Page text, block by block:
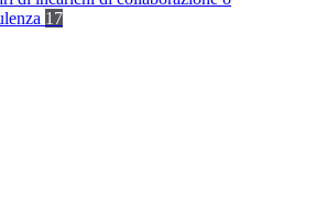
17